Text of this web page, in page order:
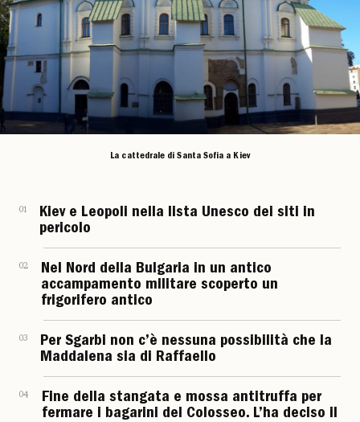
La cattedrale di Santa Sofia a Kiev
01
Kiev e Leopoli nella lista Unesco dei siti in
pericolo
02
Nel Nord della Bulgaria in un antico
accampamento militare scoperto un
frigorifero antico
03
Per Sgarbi non c’è nessuna possibilità che la
Maddalena sia di Raffaello
04
Fine della stangata e mossa antitruffa per
fermare i bagarini del Colosseo. L’ha deciso il